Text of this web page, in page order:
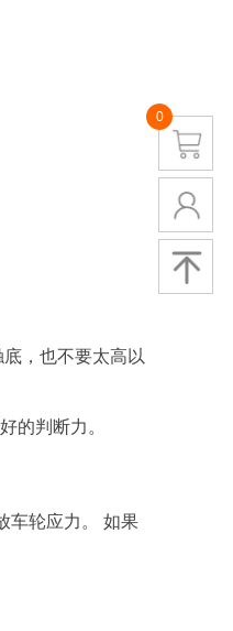
，也不要太高以
的判断力。
车轮应力。 如果
0